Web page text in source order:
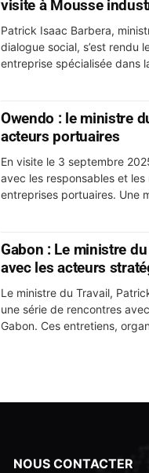
visite à Mousse
Patrick Isaac Barbera,
dialogue social, s’est rendu
entreprise spécialisée dans
Owendo : le ministre
acteurs portuaires
En visite le 3 septembre
avec les responsables et
entreprises portuaires. Une
Gabon : Le ministre
avec les acteurs
Le ministre du Travail,
une série de rencontres
Gabon. Ces entretiens,
NOUS CONTACTER